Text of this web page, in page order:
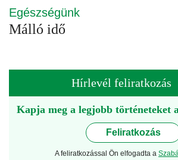
Egészségünk
Málló idő
Hírlevél feliratkozás
Kapja meg a legjobb történeteket
Feliratkozás
A feliratkozással Ön elfogadta a